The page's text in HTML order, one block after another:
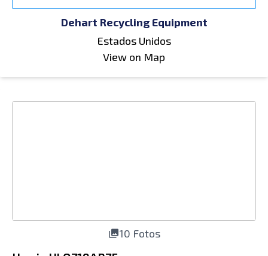
Dehart Recycling Equipment
Estados Unidos
View on Map
10 Fotos